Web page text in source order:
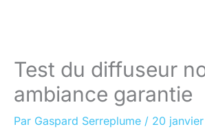
Test du diffuseur
ambiance garantie
Par Gaspard Serreplume / 20